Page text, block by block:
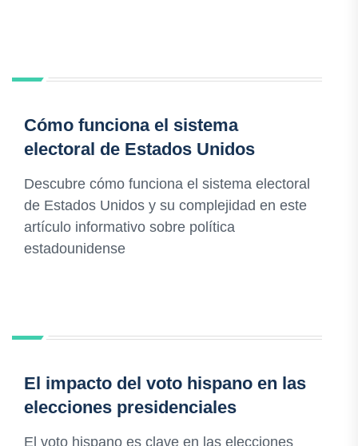
Cómo funciona el sistema
electoral de Estados Unidos
Descubre cómo funciona el sistema electoral
de Estados Unidos y su complejidad en este
artículo informativo sobre política
estadounidense
El impacto del voto hispano en las
elecciones presidenciales
El voto hispano es clave en las elecciones